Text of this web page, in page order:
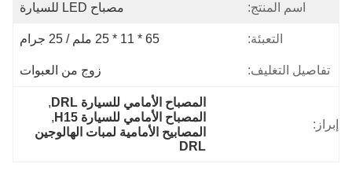
اسم المنتج: مصباح LED للسيارة
التعبئة: 65 * 11 * 25 ملم / 25 جرام
تفاصيل التغليف: زوج من العبوات
إبراز:
المصباح الأمامي للسيارة DRL
,
المصباح الأمامي للسيارة H15
,
المصابيح الأمامية لمبات الهالوجين
DRL